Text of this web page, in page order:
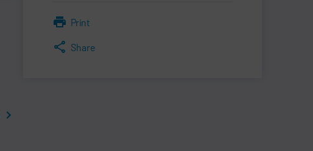
Print
Share